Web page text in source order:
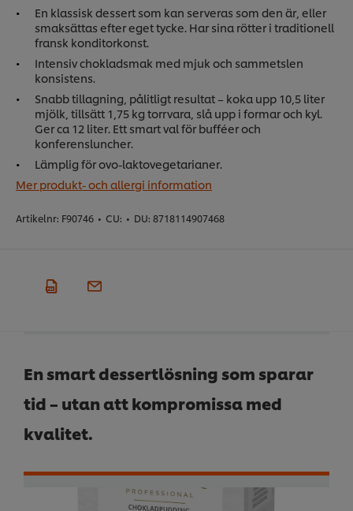
En klassisk dessert som kan serveras som den är, eller
smaksättas efter eget tycke. Har sina rötter i traditionell
fransk konditorkonst.
Intensiv chokladsmak med mjuk och sammetslen
konsistens.
Snabb tillagning, pålitligt resultat – koka upp 10,5 liter
mjölk, tillsätt 1,75 kg torrvara, slå upp i formar och kyl.
Ger ca 12 liter. Ett smart val för bufféer och
konferensluncher.
Lämplig för ovo-laktovegetarianer.
Mer produkt- och allergi information
Artikelnr: F90746 • CU: • DU: 8718114907468
En smart dessertlösning som sparar
tid – utan att kompromissa med
kvalitet.